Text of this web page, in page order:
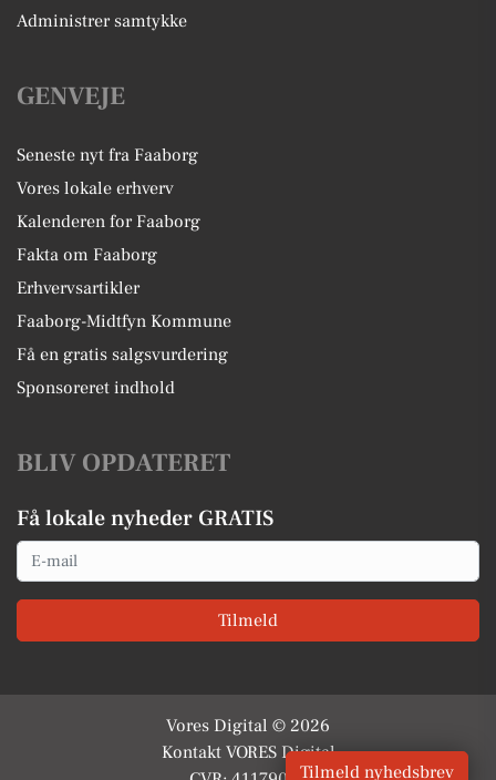
Administrer samtykke
GENVEJE
Seneste nyt fra Faaborg
Vores lokale erhverv
Kalenderen for Faaborg
Fakta om Faaborg
Erhvervsartikler
Faaborg-Midtfyn Kommune
Få en gratis salgsvurdering
Sponsoreret indhold
BLIV OPDATERET
Få lokale nyheder GRATIS
Email
Tilmeld
Vores Digital © 2026
Kontakt VORES Digital
Tilmeld nyhedsbrev